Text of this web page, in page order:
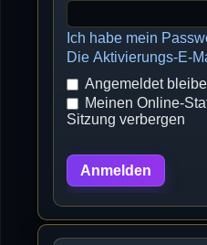
Ich habe mein
Die Aktivierungs-E-
Angemeldet
Meinen Online-
Sitzung verbergen